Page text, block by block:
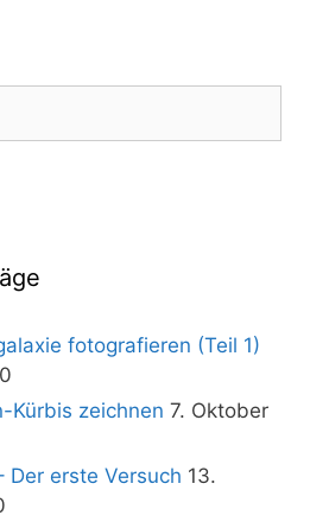
fotografieren (Teil 1)
Kürbis zeichnen 7. Oktober
Der erste Versuch 13.